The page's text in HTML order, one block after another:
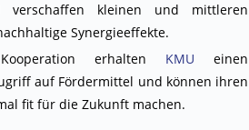
verschaffen kleinen und mittleren
Synergieeffekte.
erhalten KMU einen
auf Fördermittel und können ihren
fit für die Zukunft machen.